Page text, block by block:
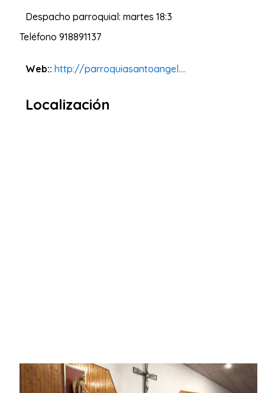
Despacho parroquial: martes 18:3
Teléfono 918891137
Web:: http://parroquiasantoangel....
Localización